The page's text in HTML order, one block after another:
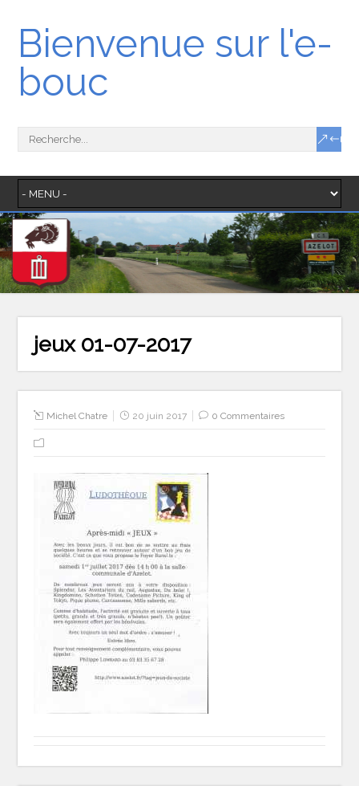
Bienvenue sur l'e-
bouc
jeux 01-07-2017
Michel Chatre 20 juin 2017 0 Commentaires